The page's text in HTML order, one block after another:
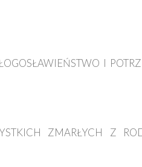
I
ZMARŁYCH Z